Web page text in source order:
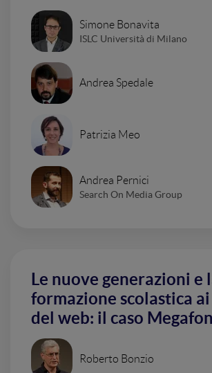
Simone Bonavita
ISLC Università di Milano
Andrea Spedale
Patrizia Meo
Andrea Pernici
Search On Media Group
Le nuove generazioni e
formazione scolastica
del web: il caso
Roberto Bonzio